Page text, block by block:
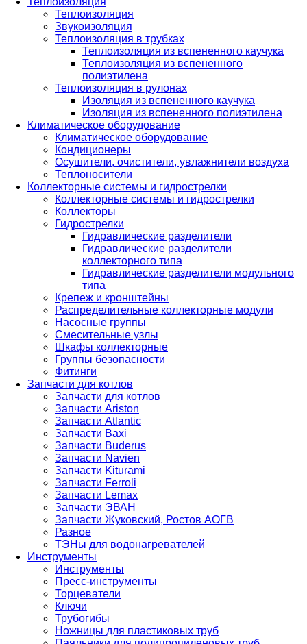
Теплоизоляция
Звукоизоляция
Теплоизоляция в трубках
Теплоизоляция из вспененного каучука
Теплоизоляция из вспененного
полиэтилена
Теплоизоляция в рулонах
Изоляция из вспененного каучука
Изоляция из вспененного полиэтилена
Климатическое оборудование
Климатическое оборудование
Кондиционеры
Осушители, очистители, увлажнители воздуха
Теплоносители
Коллекторные системы и гидрострелки
Коллекторные системы и гидрострелки
Коллекторы
Гидрострелки
Гидравлические разделители
Гидравлические разделители
коллекторного типа
Гидравлические разделители модульного
типа
Крепеж и кронштейны
Распределительные коллекторные модули
Насосные группы
Смесительные узлы
Шкафы коллекторные
Группы безопасности
Фитинги
Запчасти для котлов
Запчасти для котлов
Запчасти Ariston
Запчасти Atlantic
Запчасти Baxi
Запчасти Buderus
Запчасти Navien
Запчасти Kiturami
Запчасти Ferroli
Запчасти Lemax
Запчасти ЭВАН
Запчасти Жуковский, Ростов АОГВ
Разное
ТЭНы для водонагревателей
Инструменты
Инструменты
Пресс-инструменты
Торцеватели
Ключи
Трубогибы
Ножницы для пластиковых труб